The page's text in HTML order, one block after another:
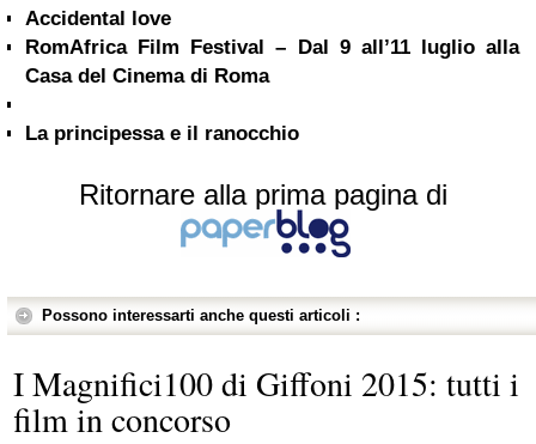
Accidental love
RomAfrica Film Festival – Dal 9 all’11 luglio alla
Casa del Cinema di Roma
La principessa e il ranocchio
Ritornare alla prima pagina di
Possono interessarti anche questi articoli :
I Magnifici100 di Giffoni 2015: tutti i
film in concorso